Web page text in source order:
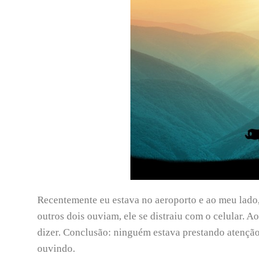
Recentemente eu estava no aeroporto e ao meu
outros dois ouviam, ele se distraiu com o celular.
dizer. Conclusão: ninguém estava prestando
ouvindo.